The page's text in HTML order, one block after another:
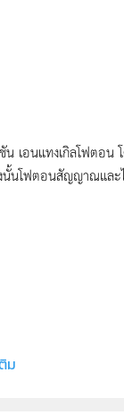
เอนแทงเกิลโฟตอน
โฟตอนสัญญาณและไ
ม